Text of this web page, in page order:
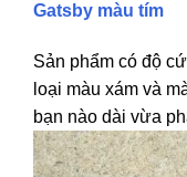
Gatsby màu tím
Sản phẩm có độ
loại màu xám và
bạn nào dài vừa